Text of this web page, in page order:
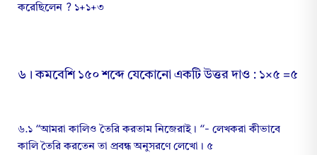
করেছিলেন ? ১+১+৩
৬। কমবেশি ১৫০ শব্দে যেকোনো একটি উত্তর দাও : ১×৫ =৫
৬.১ “আমরা কালিও তৈরি করতাম নিজেরাই। “- লেখকরা কীভাবে
কালি তৈরি করতেন তা প্রবন্ধ অনুসরণে লেখো। ৫